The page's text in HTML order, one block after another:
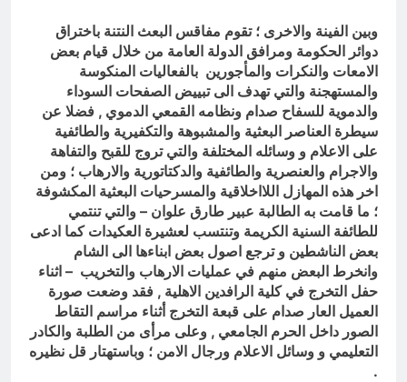
وبين الفينة والاخرى ؛ تقوم مفاقس البعث النتنة باختراق
دوائر الحكومة ومرافق الدولة العامة من خلال قيام بعض
الامعات والنكرات والمأجورين بالفعاليات المنكوسة
والمستهجنة والتي تهدف الى تبييض الصفحات السوداء
والدموية للسفاح صدام ونظامه القمعي الدموي , فضلا عن
سيطرة العناصر البعثية والمشبوهة والتكفيرية والطائفية
على الاعلام و وسائله المختلفة والتي تروج للقبح والتفاهة
والاجرام والعنصرية والطائفية والدكتاتورية والارهاب ؛ ومن
اخر هذه المهازل اللااخلاقية والمسرحيات البعثية المكشوفة
؛ ما قامت به الطالبة عبير طارق علوان – والتي تنتمي
للطائفة السنية الكريمة وتنتسب لعشيرة العكيدات كما ادعى
بعض الناشطين و ترجع اصول بعض ابناءها الى الشام
وانخرط البعض منهم في عمليات الارهاب والتخريب – اثناء
حفل التخرج في كلية الرافدين الاهلية , فقد وضعت صورة
العميل العار صدام على قبعة التخرج أثناء مراسم التقاط
الصور داخل الحرم الجامعي , وعلى مرأى من الطلبة والكادر
التعليمي و وسائل الاعلام ورجال الامن ؛ وباستهتار قل نظيره
.